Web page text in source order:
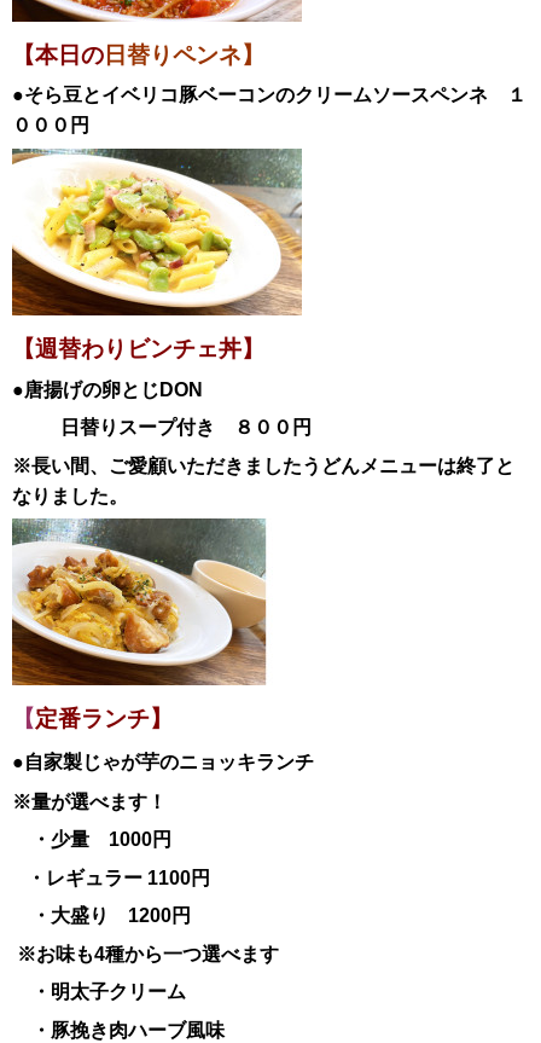
【本日の 日替りペンネ】
●そら豆とイベリコ豚ベーコンのクリームソースペンネ １
０００円
【週替わりビンチェ丼】
●唐揚げの卵とじ DON
日替りスープ付き ８００円
※長い間、ご愛顧いただきましたうどんメニューは終了と
なりました。
【定番ランチ】
●自家製じゃが芋のニョッキランチ
※量が選べます！
・少量 1000円
・レギュラー 1100円
・大盛り 1200円
※お味も4種から一つ選べます
・明太子クリーム
・豚挽き肉ハーブ風味